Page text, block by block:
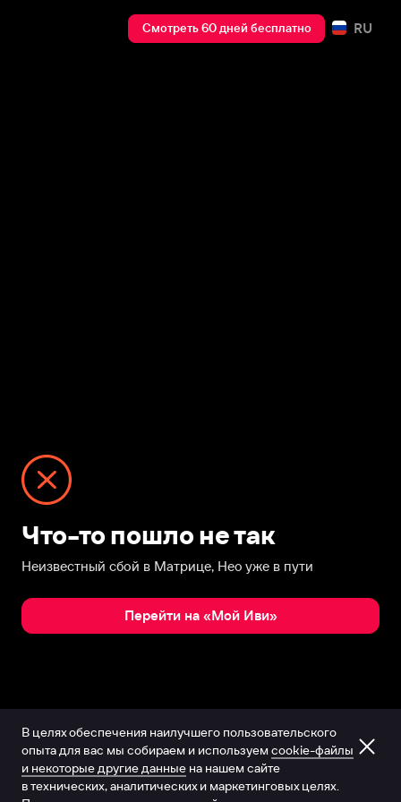
Смотреть 60 дней бесплатно RU
Что-то пошло не так
Неизвестный сбой в Матрице, Нео уже в пути
Перейти на «Мой Иви»
В целях обеспечения наилучшего пользовательского
опыта для вас мы собираем и используем cookie-файлы
и некоторые другие данные на нашем сайте
в технических, аналитических и маркетинговых целях.